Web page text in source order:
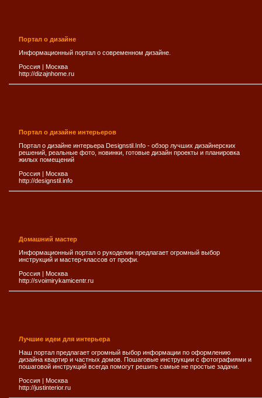
Портал о дизайне
Информационный портал о современном дизайне.
Россия | Москва
http://dizajnhome.ru
Портал о дизайне интерьеров
Портал о дизайне интерьера Designstil.Info - обзор лучших дизайнерских
решений, реальные фото, новинки, готовые дизайн проекты и планировка
жилых помещений
Россия | Москва
http://designstil.info
Домашний мастер
Информационный портал о рукоделии предлагает огромный выбор
инструкций и мастер-классов от профи.
Россия | Москва
http://svoimirykamicentr.ru
Лучшие идеи для интерьера
Наш портал предлагает огромный выбор информации по оформлению
дизайна квартир и частных домов. Пошаговые инструкции с фотографиями и
пошаговой инструкций всегда помогут решить самые не простые задачи.
Россия | Москва
http://justinterior.ru